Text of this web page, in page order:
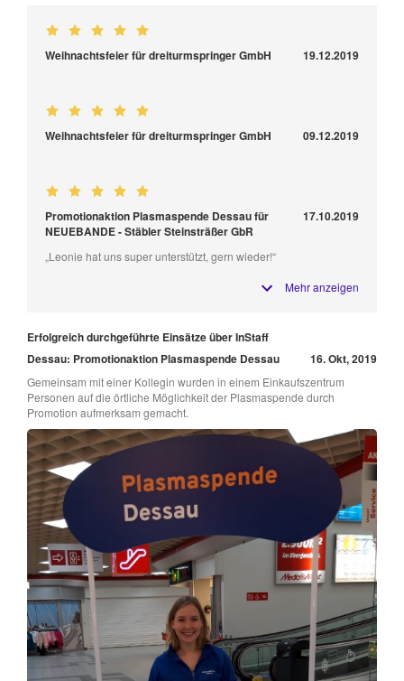
Weihnachtsfeier für dreiturmspringer GmbH 19.12.2019
Weihnachtsfeier für dreiturmspringer GmbH 09.12.2019
Promotionaktion Plasmaspende Dessau für
NEUEBANDE - Stäbler Steinsträßer GbR
17.10.2019
„Leonie hat uns super unterstützt, gern wieder!“
Mehr anzeigen
Erfolgreich durchgeführte Einsätze über InStaff
Dessau: Promotionaktion Plasmaspende Dessau
16. Okt, 2019
Gemeinsam mit einer Kollegin wurden in einem Einkaufszentrum
Personen auf die örtliche Möglichkeit der Plasmaspende durch
Promotion aufmerksam gemacht.